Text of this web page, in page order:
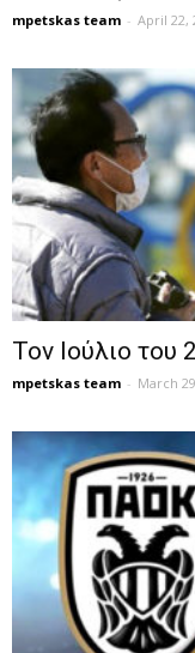
mpetskas team - April 22,
Τον Ιούλιο του
mpetskas team - March